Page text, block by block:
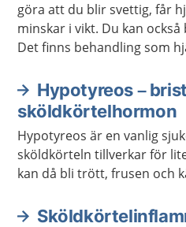
göra att du blir svettig, får
minskar i vikt. Du kan
Det finns behandling som
Hypotyreos –
sköldkörtelhormon
Hypotyreos är en vanlig
sköldkörteln tillverkar för
kan då bli trött, frusen och